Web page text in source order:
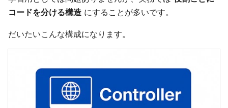
コードを分ける構造 にすることが多いです。
だいたいこんな構成になります。